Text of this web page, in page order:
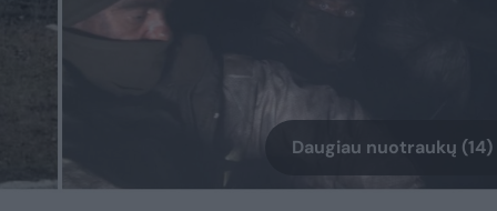
Daugiau nuotraukų (14)